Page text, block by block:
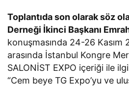
Toplantıda son olarak söz
Derneği İkinci Başkanı
konuşmasında 24-26 Kasım
arasında İstanbul Kongre
SALONİST EXPO içeriği ile
“Cem beye TG Expo’yu ve